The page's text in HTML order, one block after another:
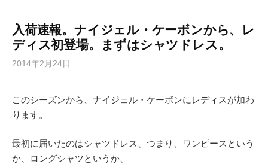
入荷速報。ナイジェル・ケーボンから、レ
ディス初登場。まずはシャツドレス。
2014年2月24日
このシーズンから、ナイジェル・ケーボンにレディスが加わ
ります。
最初に届いたのはシャツドレス、つまり、ワンピースという
か、ロングシャツというか、